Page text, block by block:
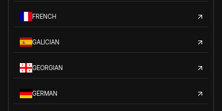
FRENCH
GALICIAN
GEORGIAN
GERMAN